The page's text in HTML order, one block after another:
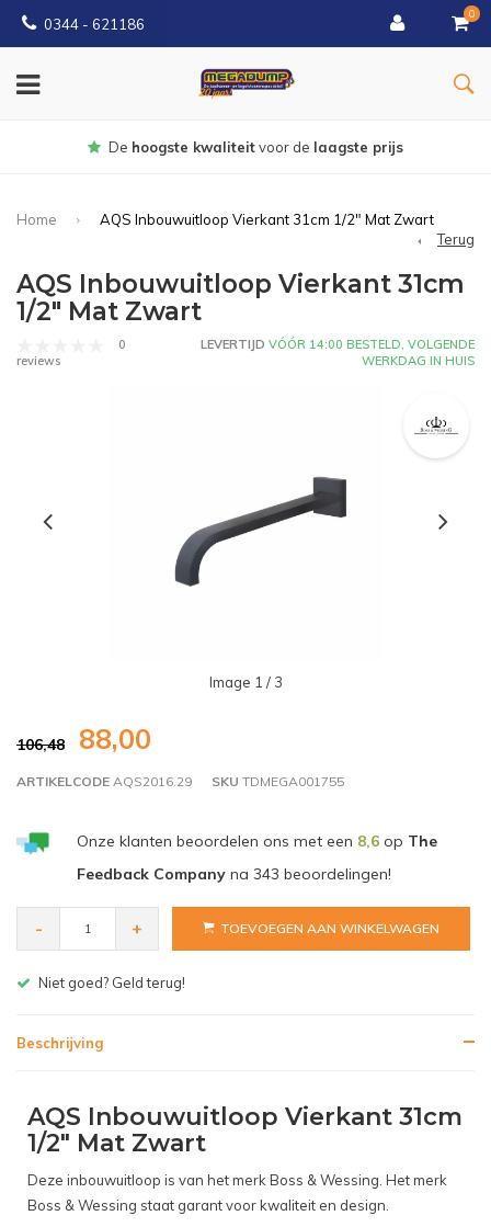
0344 - 621186
0
Gratisbezorgd vanaf €
Home
AQS Inbouwuitloop Vierkant 31cm 1/2" Mat Zwart
Terug
AQS Inbouwuitloop Vierkant 31cm
1/2" Mat Zwart
0
reviews
LEVERTIJD VÓÓR 14:00 BESTELD, VOLGENDE
WERKDAG IN HUIS
Image 1 / 3
106,48 88,00
ARTIKELCODE AQS2016.29 SKU TDMEGA001755
Onze klanten beoordelen ons met een 8,6op The
Feedback Companyna 343 beoordelingen!
- + TOEVOEGEN AAN WINKELWAGEN
Beschrijving
AQS Inbouwuitloop Vierkant 31cm
1/2" Mat Zwart
Deze inbouwuitloop is van het merk Boss & Wessing. Het merk
Boss & Wessing staat garant voor kwaliteit en design.